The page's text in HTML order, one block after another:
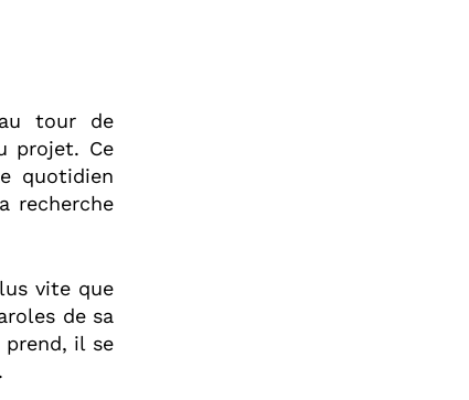
au tour de
projet. Ce
quotidien
recherche
vite que
de sa
prend, il se